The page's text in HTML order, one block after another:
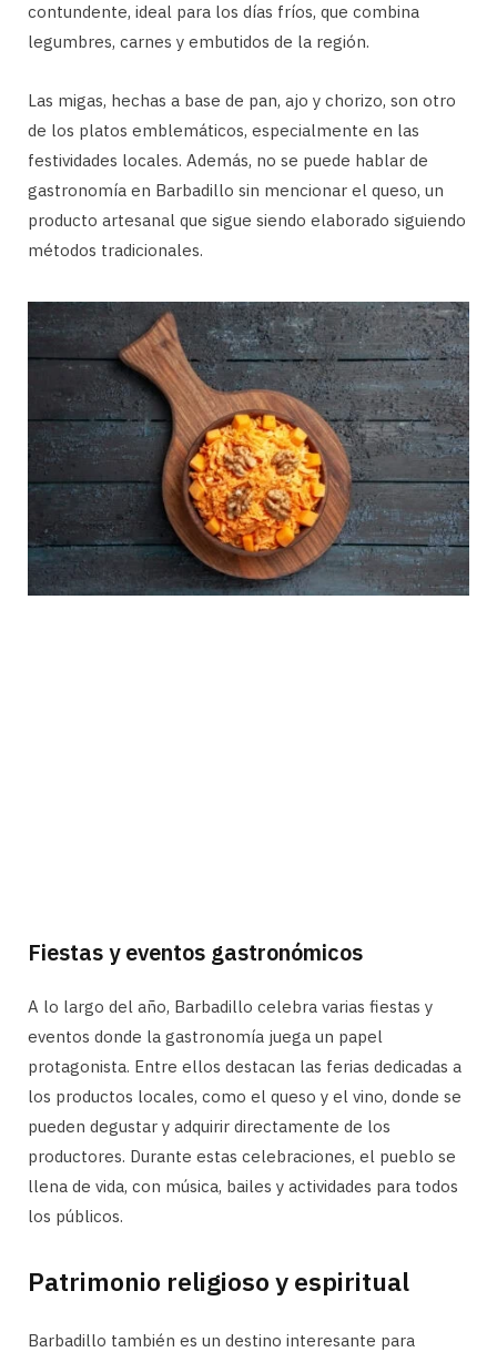
contundente, ideal para los días fríos, que combina
legumbres, carnes y embutidos de la región.
Las migas, hechas a base de pan, ajo y chorizo, son otro
de los platos emblemáticos, especialmente en las
festividades locales. Además, no se puede hablar de
gastronomía en Barbadillo sin mencionar el queso, un
producto artesanal que sigue siendo elaborado siguiendo
métodos tradicionales.
Fiestas y eventos gastronómicos
A lo largo del año, Barbadillo celebra varias fiestas y
eventos donde la gastronomía juega un papel
protagonista. Entre ellos destacan las ferias dedicadas a
los productos locales, como el queso y el vino, donde se
pueden degustar y adquirir directamente de los
productores. Durante estas celebraciones, el pueblo se
llena de vida, con música, bailes y actividades para todos
los públicos.
Patrimonio religioso y espiritual
Barbadillo también es un destino interesante para